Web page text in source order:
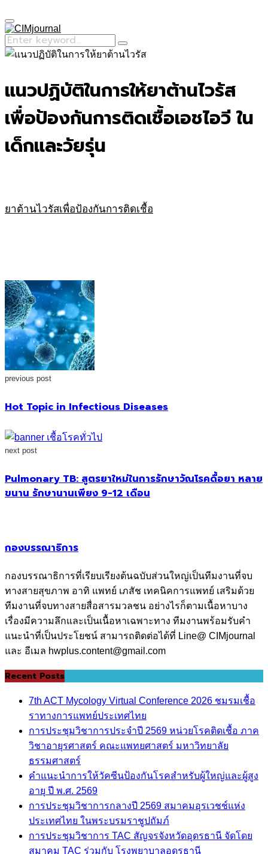
Primary
Menu
Search
for:
Search
แนวปฏิบัติในการให้ยาต้านไวรัส
เพื่อป้องกันการติดเชื้อเอชไอวี ใน
เด็กและวัยรุ่น
ยาต้านไวรัสเพื่อป้องกันการติดเชื้อ
previous post
Hot Topic in Infectious Diseases
next post
Pulmonary TB: สูตรยาใหม่ในการรักษาวัณโรคดื้อยา หลาย
ขนาน รักษานานเพียง 9-12 เดือน
กองบรรณาธิการ
กองบรรณาธิการที่เรียบเรียงต้นฉบับส่วนใหญ่เป็นทีมงานที่จบ
ทางสายสุขภาพ อาทิ แพทย์ เภสัช เทคนิคการแพทย์ เสริมด้วย
ทีมงานที่จบทางสายสื่อสารมวลชน อย่างไรก็ตามเนื้อหาบาง
เรื่องมีความลึกและเป็นเนื้อหาเฉพาะทาง ทีมงานพร้อมรับคำ
แนะนำที่เป็นประโยชน์ สามารถติดต่อได้ที่ Line@ CIMjournal
และ อีเมล hwplus.content@gmail.com
Recent Posts
7th ACT Mycology Virtual Conference 2026 ชมรมเชื้อ
ราทางการแพทย์ประเทศไทย
การประชุมวิชาการประจำปี 2569 หน่วยโรคติดเชื้อ ภาค
วิชาอายุรศาสตร์ คณะแพทยศาสตร์ มหาวิทยาลัย
ธรรมศาสตร์
คำแนะนำการให้วัคซีนป้องกันโรคสำหรับผู้ใหญ่และผู้สูง
อายุ ปี พ.ศ. 2569
การประชุมวิชาการกลางปี 2569 สมาคมอุรเวชช์แห่ง
ประเทศไทย ในพระบรมราชูปถัมภ์
การประชุมวิชาการ TAC สัญจรจังหวัดอุดรธานี จัดโดย
สมาคม TAC ร่วมกับ โรงพยาบาลอุดรธานี